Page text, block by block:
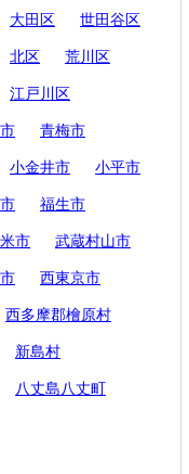
大田区 世田谷区
北区 荒川区
江戸川区
青梅市
小金井市 小平市
福生市
市 武蔵村山市
西東京市
西多摩郡檜原村
新島村
八丈島八丈町